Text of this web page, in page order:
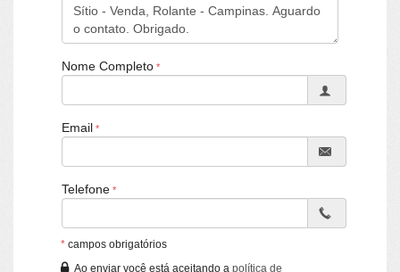
Nome Completo
Email
Telefone
* campos obrigatórios
Ao enviar você está aceitando a política de